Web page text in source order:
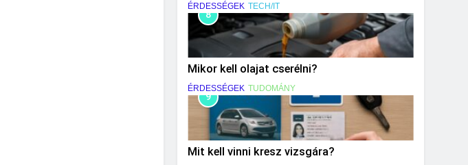
ÉRDESSÉGEK TECH/IT
8
Mikor kell olajat cserélni?
ÉRDESSÉGEK TUDOMÁNY
9
Mit kell vinni kresz vizsgára?